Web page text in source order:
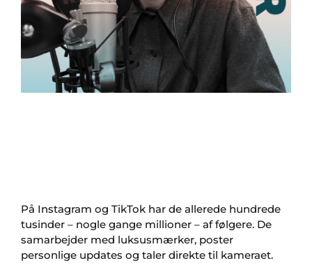
På Instagram og TikTok har de allerede hundrede
tusinder – nogle gange millioner – af følgere. De
samarbejder med luksusmærker, poster
personlige updates og taler direkte til kameraet.